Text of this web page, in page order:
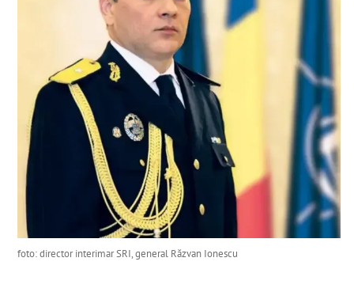
foto: director interimar SRI, general Răzvan Ionescu